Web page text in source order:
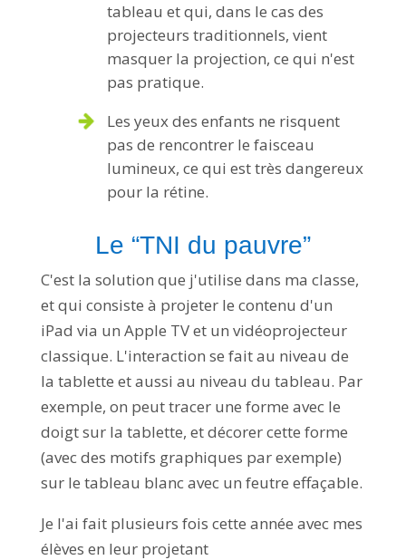
tableau et qui, dans le cas des
projecteurs traditionnels, vient
masquer la projection, ce qui n'est
pas pratique.
Les yeux des enfants ne risquent
pas de rencontrer le faisceau
lumineux, ce qui est très dangereux
pour la rétine.
Le “TNI du pauvre”
C'est la solution que j'utilise dans ma classe,
et qui consiste à projeter le contenu d'un
iPad via un Apple TV et un vidéoprojecteur
classique. L'interaction se fait au niveau de
la tablette et aussi au niveau du tableau. Par
exemple, on peut tracer une forme avec le
doigt sur la tablette, et décorer cette forme
(avec des motifs graphiques par exemple)
sur le tableau blanc avec un feutre effaçable.
Je l'ai fait plusieurs fois cette année avec mes
élèves en leur projetant